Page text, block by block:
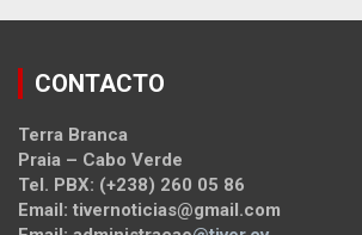
CONTACTO
Terra Branca
Praia – Cabo Verde
Tel. PBX: (+238) 260 05 86
Email: tivernoticias@gmail.com